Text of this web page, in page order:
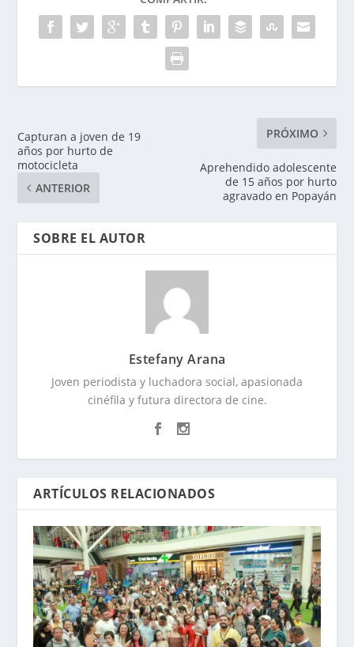
Capturan a joven de 19
años por hurto de
motocicleta
ANTERIOR
PRÓXIMO
Aprehendido adolescente
de 15 años por hurto
agravado en Popayán
SOBRE EL AUTOR
Estefany Arana
Joven periodista y luchadora social, apasionada
cinéfila y futura directora de cine.
ARTÍCULOS RELACIONADOS